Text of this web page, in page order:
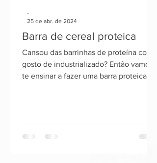
Barra de cereal proteica
Cansou das barrinhas de proteína com
gosto de industrializado? Então vamos
te ensinar a fazer uma barra proteica,
-
25 de abr. de 2024